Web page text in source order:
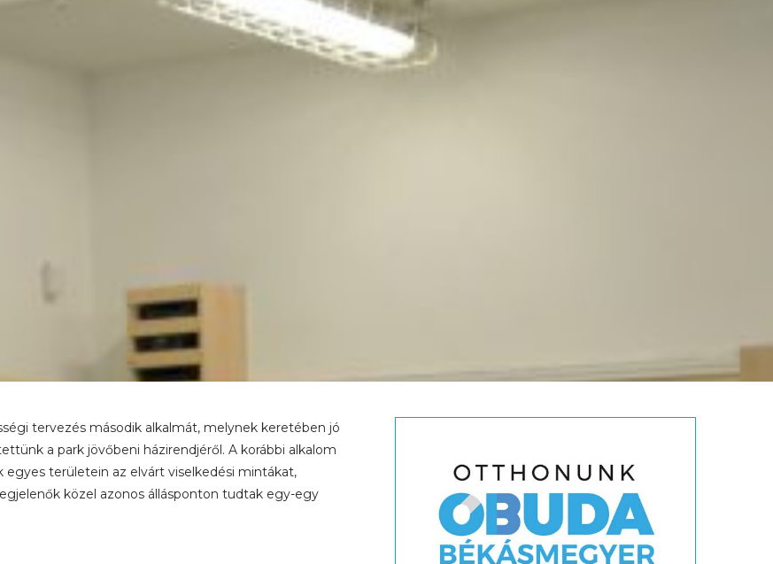
tervezés második alkalmát, melynek keretében jó
a park jövőbeni házirendjéről. A korábbi alkalom
területein az elvárt viselkedési mintákat,
közel azonos állásponton tudtak egy-egy